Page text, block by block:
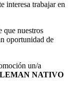
interesa trabajar en
que nuestros
oportunidad de
un/a
NATIVO